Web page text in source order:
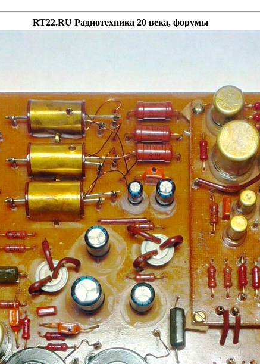
RT22.RU Радиотехника 20 века, форумы